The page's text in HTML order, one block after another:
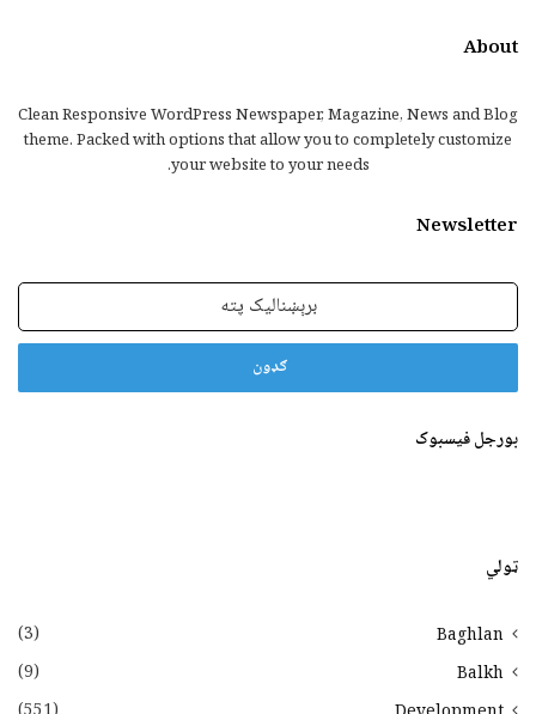
About
Clean Responsive WordPress Newspaper, Magazine, News and Blog
theme. Packed with options that allow you to completely customize
your website to your needs.
Newsletter
برېښنالیک
بورجل فیسبوک
ټولي
Baghlan
(3)
Balkh
(9)